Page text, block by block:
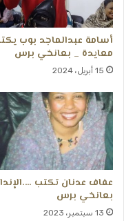
أسامة عبدالماجد بوب
معايدة _ بعانخي برس
15 أبريل، 2024
عفاف عدنان تكتب
بعانخي برس
13 سبتمبر، 2023